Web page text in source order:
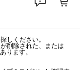
しください。
削除された、または
ります。